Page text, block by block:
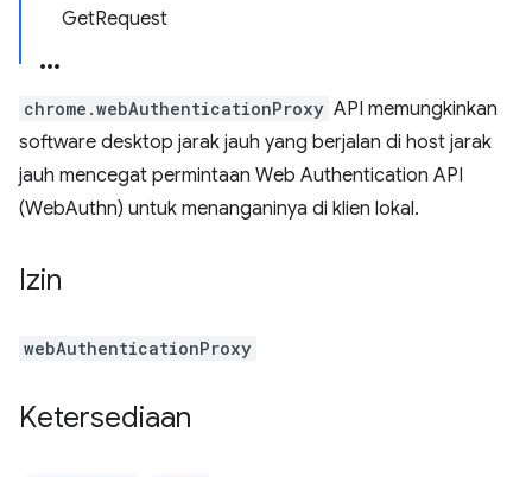
GetRequest
chrome.webAuthenticationProxy API memungkinkan
software desktop jarak jauh yang berjalan di host jarak
jauh mencegat permintaan Web Authentication API
(WebAuthn) untuk menanganinya di klien lokal.
Izin
webAuthenticationProxy
Ketersediaan